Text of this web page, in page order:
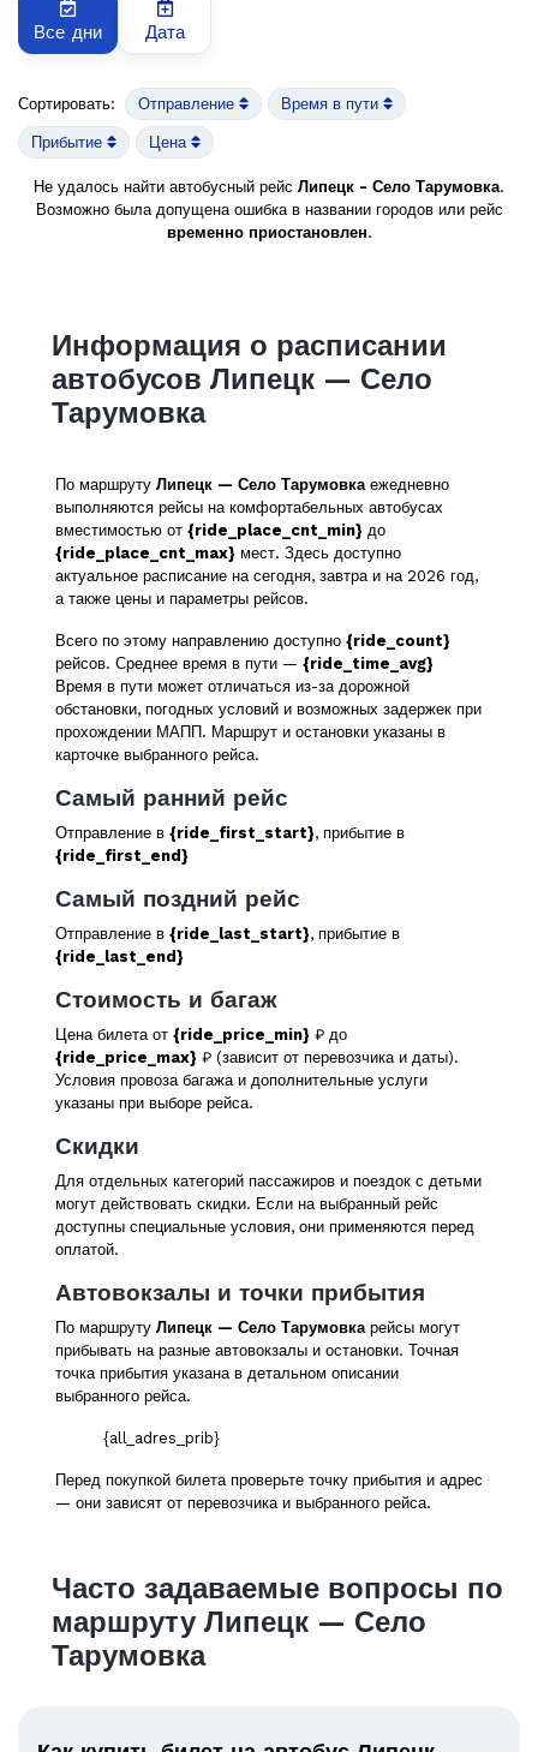
Все дни Дата
Сортировать: Отправление Время в пути
Прибытие Цена
Не удалось найти автобусный рейс Липецк - Село Тарумовка.
Возможно была допущена ошибка в названии городов или рейс
временно приостановлен.
Информация о расписании
автобусов Липецк — Село
Тарумовка
По маршруту Липецк — Село Тарумовкаежедневно
выполняются рейсы на комфортабельных автобусах
вместимостью от {ride_place_cnt_min} до
{ride_place_cnt_max} мест. Здесь доступно
актуальное расписание на сегодня, завтра и на 2026 год,
а также цены и параметры рейсов.
Всего по этому направлению доступно {ride_count}
рейсов. Среднее время в пути — {ride_time_avg}
Время в пути может отличаться из-за дорожной
обстановки, погодных условий и возможных задержек при
прохождении МАПП. Маршрут и остановки указаны в
карточке выбранного рейса.
Самый ранний рейс
Отправление в {ride_first_start}, прибытие в
{ride_first_end}
Самый поздний рейс
Отправление в {ride_last_start}, прибытие в
{ride_last_end}
Стоимость и багаж
Цена билета от {ride_price_min} ₽ до
{ride_price_max} ₽ (зависит от перевозчика и даты).
Условия провоза багажа и дополнительные услуги
указаны при выборе рейса.
Скидки
Для отдельных категорий пассажиров и поездок с детьми
могут действовать скидки. Если на выбранный рейс
доступны специальные условия, они применяются перед
оплатой.
Автовокзалы и точки прибытия
По маршруту Липецк — Село Тарумовкарейсы могут
прибывать на разные автовокзалы и остановки. Точная
точка прибытия указана в детальном описании
выбранного рейса.
{all_adres_prib}
Перед покупкой билета проверьте точку прибытия и адрес
— они зависят от перевозчика и выбранного рейса.
Часто задаваемые вопросы по
маршруту Липецк — Село
Тарумовка